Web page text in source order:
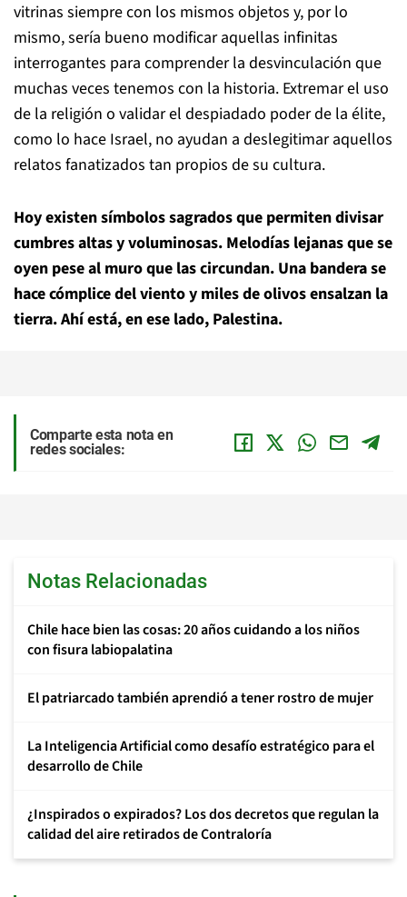
vitrinas siempre con los mismos objetos y, por lo
mismo, sería bueno modificar aquellas infinitas
interrogantes para comprender la desvinculación que
muchas veces tenemos con la historia. Extremar el uso
de la religión o validar el despiadado poder de la élite,
como lo hace Israel, no ayudan a deslegitimar aquellos
relatos fanatizados tan propios de su cultura.
Hoy existen símbolos sagrados que permiten divisar
cumbres altas y voluminosas. Melodías lejanas que se
oyen pese al muro que las circundan. Una bandera se
hace cómplice del viento y miles de olivos ensalzan la
tierra. Ahí está, en ese lado, Palestina.
Comparte esta nota en
redes sociales:
Notas Relacionadas
Chile hace bien las cosas: 20 años cuidando a los niños
con fisura labiopalatina
El patriarcado también aprendió a tener rostro de mujer
La Inteligencia Artificial como desafío estratégico para el
desarrollo de Chile
¿Inspirados o expirados? Los dos decretos que regulan la
calidad del aire retirados de Contraloría